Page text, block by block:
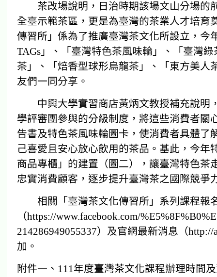
茶改場說明，日治時期該場文山分場的
全臺示範茶區，更是為臺灣的茶業人才培
傳習所」係為了推廣臺灣茶文化所設立，今
TAGs」、「臺灣特色茶風味輪」、「臺灣
茶」、「焙香型球形烏龍茶」、「東方美
友們一同分享。
中興大學實習商店黃炳文教授補充說明
學評審團參與的分級制度，將這些消費者關
告書及特色茶風味輪圖卡，使消費者具體
己喜愛且安心放心飲用的茶品。基此，今年
商品專櫃」的建置（圖二），讓臺灣特色
忠實消費顧客，逐步提升臺灣茶之國際競爭
相關「臺灣茶文化傳習所」系列課程報
（https://www.facebook.com/
214286949055337）及官網最新消息（
加。
附件一、111年度臺灣茶文化課程辦理時間